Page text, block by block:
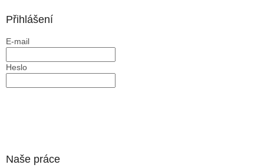
Přihlášení
E-mail
Heslo
Naše práce